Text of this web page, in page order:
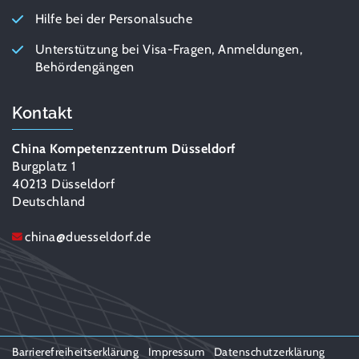
Hilfe bei der Personalsuche
Unterstützung bei Visa-Fragen, Anmeldungen,
Behördengängen
Kontakt
China Kompetenzzentrum Düsseldorf
Burgplatz 1
40213 Düsseldorf
Deutschland
china@duesseldorf.de
Barrierefreiheitserklärung Impressum Datenschutzerklärung